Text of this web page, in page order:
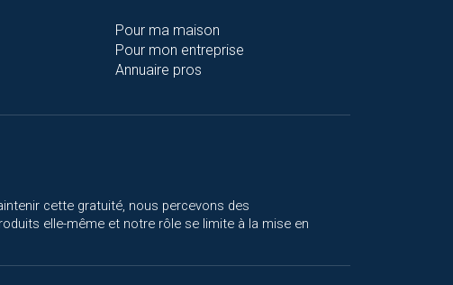
Pour ma maison
Pour mon entreprise
Annuaire pros
cette gratuité, nous percevons des
elle-même et notre rôle se limite à la mise en